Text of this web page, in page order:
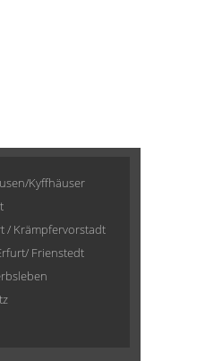
Kyffhäuser
/ Krämpfervorstadt
Frienstedt